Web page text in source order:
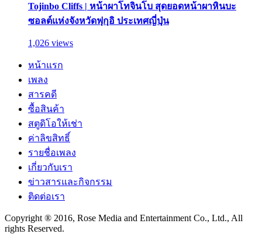
Tojinbo Cliffs | หน้าผาโทจินโบ สุดยอดหน้าผาหินบะ
ซอลต์แห่งจังหวัดฟุกุอิ ประเทศญี่ปุ่น
1,026 views
หน้าแรก
เพลง
สารคดี
ซื้อสินค้า
สตูดิโอให้เช่า
ค่าลิขสิทธิ์
รายชื่อเพลง
เกี่ยวกับเรา
ข่าวสารและกิจกรรม
ติดต่อเรา
Copyright ® 2016, Rose Media and Entertainment Co., Ltd., All
rights Reserved.